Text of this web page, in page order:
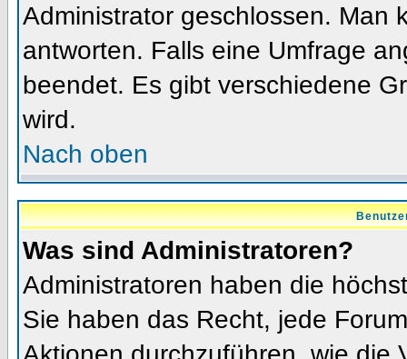
Administrator geschlossen. Man
antworten. Falls eine Umfrage
beendet. Es gibt verschiedene
wird.
Nach oben
Was sind Administratoren?
Administratoren haben die
Sie haben das Recht, jede